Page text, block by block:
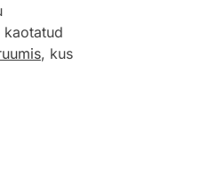
kaotatud
, kus